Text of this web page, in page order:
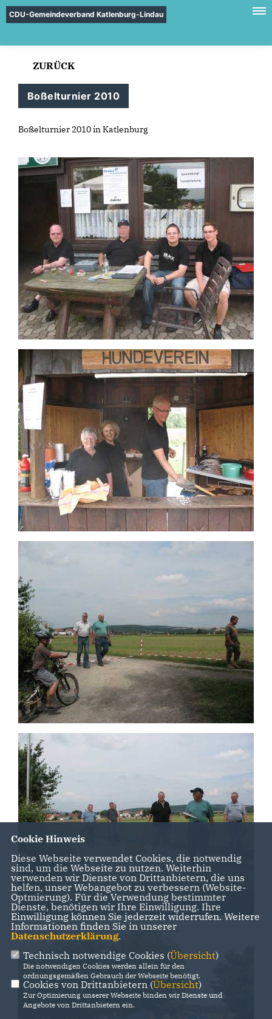
CDU-Gemeindeverband Katlenburg-Lindau
ZURÜCK
Boßelturnier 2010
Boßelturnier 2010 in Katlenburg
Cookie Hinweis
Diese Webseite verwendet Cookies, die notwendig
sind, um die Webseite zu nutzen. Weiterhin
verwenden wir Dienste von Drittanbietern, die uns
helfen, unser Webangebot zu verbessern (Website-
Optmierung). Für die Verwendung bestimmter
Dienste, benötigen wir Ihre Einwilligung. Ihre
Einwilligung können Sie jederzeit widerrufen. Weitere
Informationen finden Sie in unserer
Datenschutzerklärung.
Technisch notwendige Cookies (Übersicht)
Die notwendigen Cookies werden allein für den
ordnungsgemäßen Gebrauch der Webseite benötigt.
Cookies von Drittanbietern (Übersicht)
Zur Optimierung unserer Webseite binden wir Dienste und
Angebote von Drittanbietern ein.